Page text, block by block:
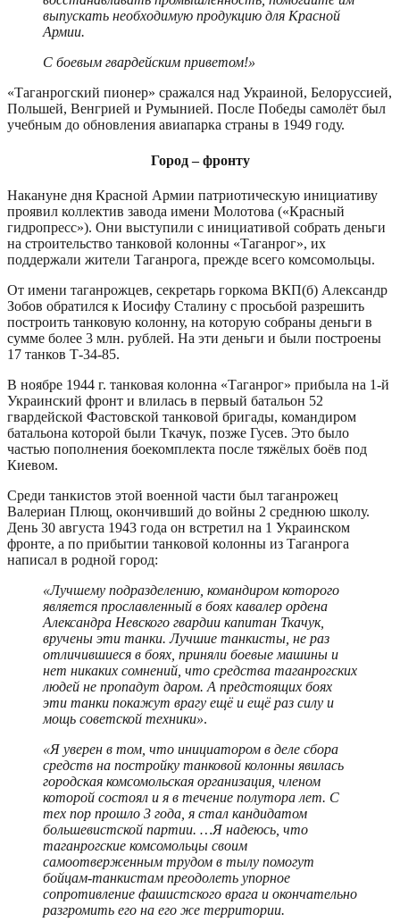
выпускать необходимую продукцию для Красной
Армии.
С боевым гвардейским приветом!»
«Таганрогский пионер» сражался над Украиной, Белоруссией,
Польшей, Венгрией и Румынией. После Победы самолёт был
учебным до обновления авиапарка страны в 1949 году.
Город – фронту
Накануне дня Красной Армии патриотическую инициативу
проявил коллектив завода имени Молотова («Красный
гидропресс»). Они выступили с инициативой собрать деньги
на строительство танковой колонны «Таганрог», их
поддержали жители Таганрога, прежде всего комсомольцы.
От имени таганрожцев, секретарь горкома ВКП(б) Александр
Зобов обратился к Иосифу Сталину с просьбой разрешить
построить танковую колонну, на которую собраны деньги в
сумме более 3 млн. рублей. На эти деньги и были построены
17 танков Т-34-85.
В ноябре 1944 г. танковая колонна «Таганрог» прибыла на 1-й
Украинский фронт и влилась в первый батальон 52
гвардейской Фастовской танковой бригады, командиром
батальона которой были Ткачук, позже Гусев. Это было
частью пополнения боекомплекта после тяжёлых боёв под
Киевом.
Среди танкистов этой военной части был таганрожец
Валериан Плющ, окончивший до войны 2 среднюю школу.
День 30 августа 1943 года он встретил на 1 Украинском
фронте, а по прибытии танковой колонны из Таганрога
написал в родной город:
«Лучшему подразделению, командиром которого
является прославленный в боях кавалер ордена
Александра Невского гвардии капитан Ткачук,
вручены эти танки. Лучшие танкисты, не раз
отличившиеся в боях, приняли боевые машины и
нет никаких сомнений, что средства таганрогских
людей не пропадут даром. А предстоящих боях
эти танки покажут врагу ещё и ещё раз силу и
мощь советской техники».
«Я уверен в том, что инициатором в деле сбора
средств на постройку танковой колонны явилась
городская комсомольская организация, членом
которой состоял и я в течение полутора лет. С
тех пор прошло 3 года, я стал кандидатом
большевистской партии. …Я надеюсь, что
таганрогские комсомольцы своим
самоотверженным трудом в тылу помогут
бойцам-танкистам преодолеть упорное
сопротивление фашистского врага и окончательно
разгромить его на его же территории.